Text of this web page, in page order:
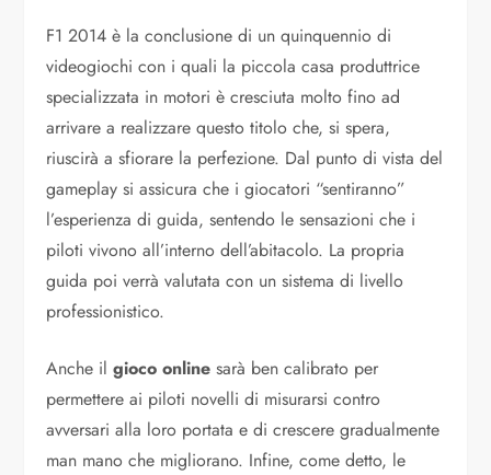
F1 2014 è la conclusione di un quinquennio di
videogiochi con i quali la piccola casa produttrice
specializzata in motori è cresciuta molto fino ad
arrivare a realizzare questo titolo che, si spera,
riuscirà a sfiorare la perfezione. Dal punto di vista del
gameplay si assicura che i giocatori “sentiranno”
l’esperienza di guida, sentendo le sensazioni che i
piloti vivono all’interno dell’abitacolo. La propria
guida poi verrà valutata con un sistema di livello
professionistico.
Anche ilgioco online sarà ben calibrato per
permettere ai piloti novelli di misurarsi contro
avversari alla loro portata e di crescere gradualmente
man mano che migliorano. Infine, come detto, le